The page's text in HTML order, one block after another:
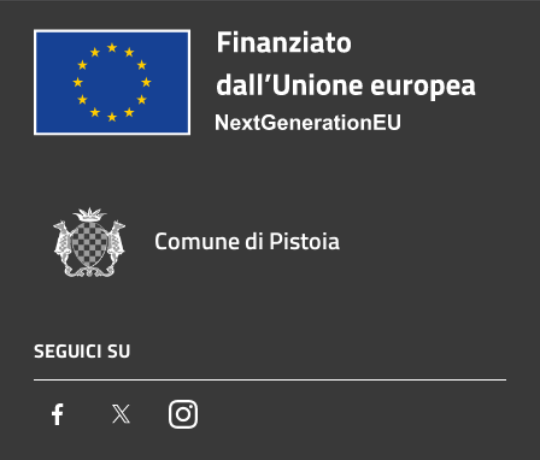
Comune di Pistoia
SEGUICI SU
Facebook TwitterInstagram